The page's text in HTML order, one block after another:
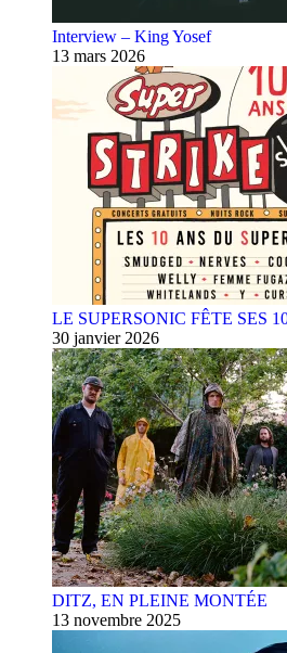
Interview – King Yosef
13 mars 2026
LE SUPERSONIC FÊTE SES
30 janvier 2026
DITZ, EN PLEINE MONTÉE
13 novembre 2025